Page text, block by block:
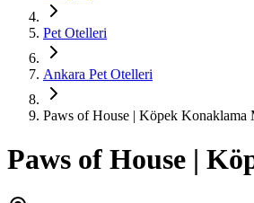
Pet Otelleri
Ankara Pet Otelleri
Paws of House | Köpek Konaklama
Paws of House |